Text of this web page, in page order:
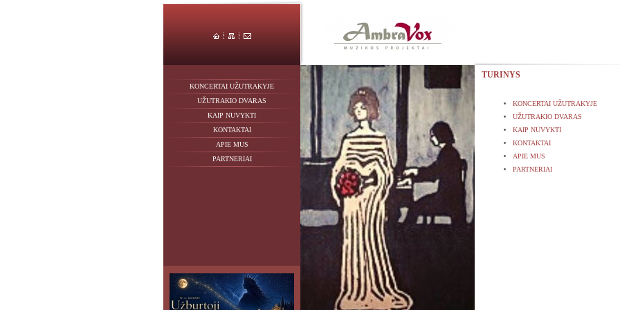
KONCERTAI UŽUTRAKYJE
UŽUTRAKIO DVARAS
KAIP NUVYKTI
KONTAKTAI
APIE MUS
PARTNERIAI
TURINYS
KONCERTAI UŽUTRAKYJE
UŽUTRAKIO DVARAS
KAIP NUVYKTI
KONTAKTAI
APIE MUS
PARTNERIAI